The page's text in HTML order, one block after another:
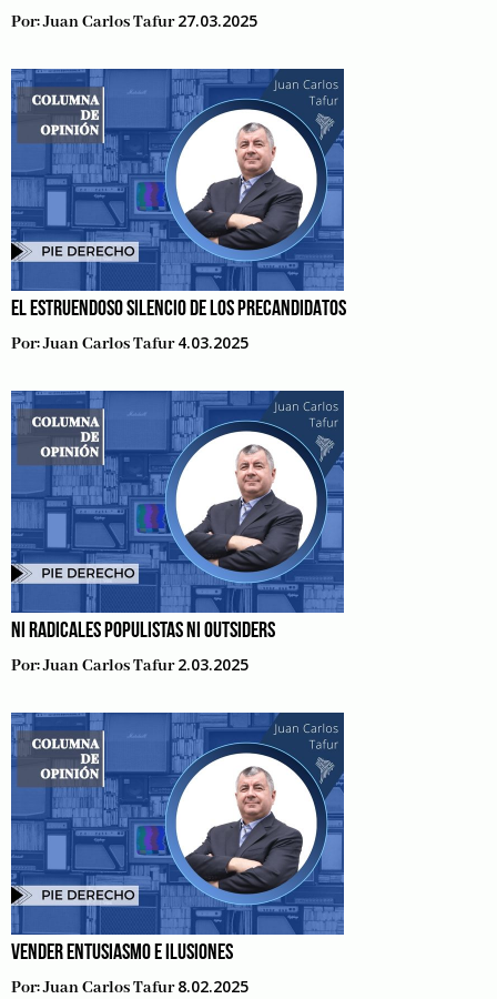
Por:Juan Carlos Tafur 27.03.2025
EL ESTRUENDOSO SILENCIO DE LOS PRECANDIDATOS
Por:Juan Carlos Tafur 4.03.2025
NI RADICALES POPULISTAS NI OUTSIDERS
Por:Juan Carlos Tafur 2.03.2025
VENDER ENTUSIASMO E ILUSIONES
Por:Juan Carlos Tafur 8.02.2025